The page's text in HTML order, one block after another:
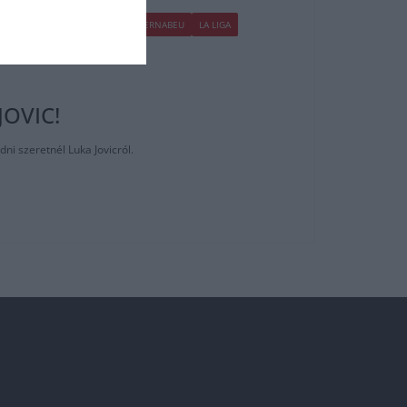
HACIENDA BERNABEU
LA LIGA
szeretnél Luka Jovicról.